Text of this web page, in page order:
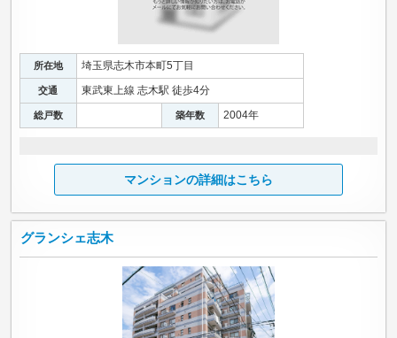
所在地 埼玉県志木市本町5丁目
交通 東武東上線 志木駅 徒歩4分
総戸数 築年数 2004年
マンションの詳細はこちら
グランシェ志木